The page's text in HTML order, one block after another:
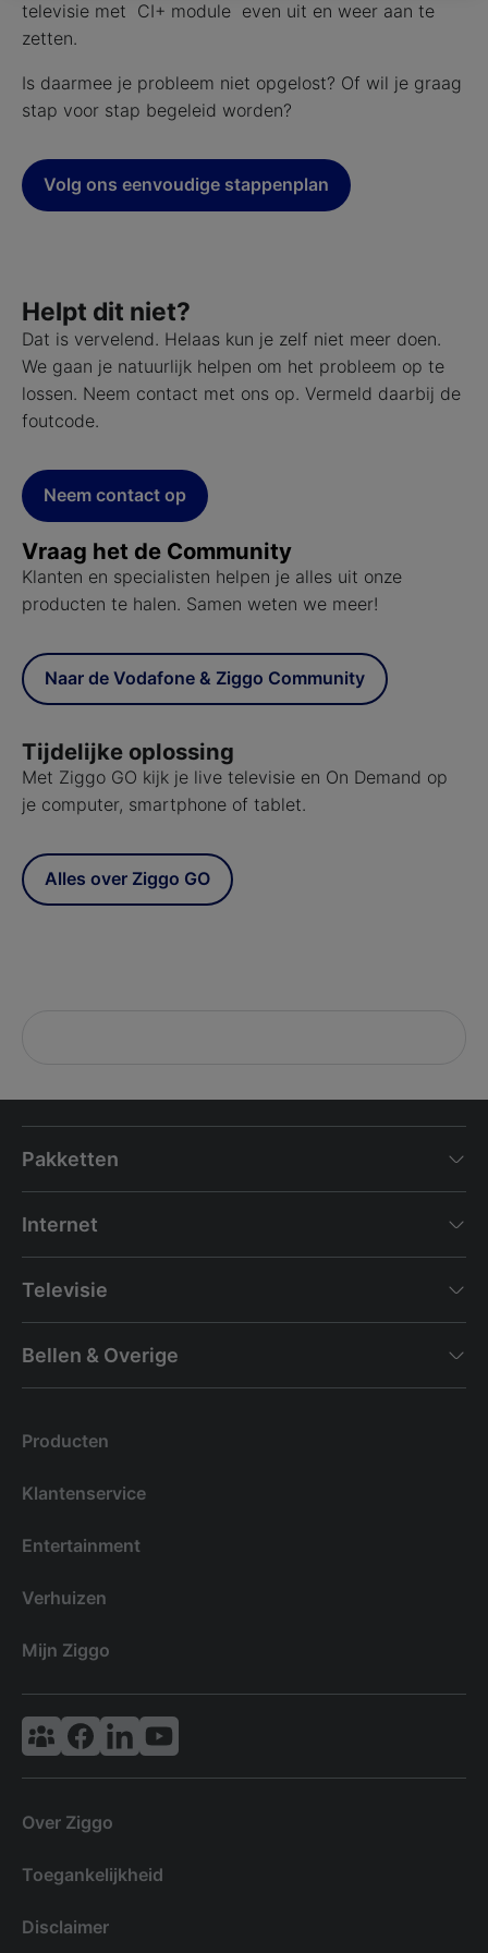
televisie met CI+ module even uit en weer aan te
zetten.
Is daarmee je probleem niet opgelost? Of wil je graag
stap voor stap begeleid worden?
Volg ons eenvoudige stappenplan
Helpt dit niet?
Dat is vervelend. Helaas kun je zelf niet meer doen.
We gaan je natuurlijk helpen om het probleem op te
lossen. Neem contact met ons op. Vermeld daarbij de
foutcode.
Neem contact op
Vraag het de Community
Klanten en specialisten helpen je alles uit onze
producten te halen. Samen weten we meer!
Naar de Vodafone & Ziggo Community
Tijdelijke oplossing
Met Ziggo GO kijk je live televisie en On Demand op
je computer, smartphone of tablet.
Alles over Ziggo GO
Pakketten
Internet
Televisie
Bellen & Overige
Producten
Klantenservice
Entertainment
Verhuizen
Mijn Ziggo
Vodafone & Ziggo Community
Ziggo Facebook
VodafoneZiggo LinkedIn
Ziggo YouTube
Over Ziggo
Toegankelijkheid
Disclaimer
met jouw privacy.